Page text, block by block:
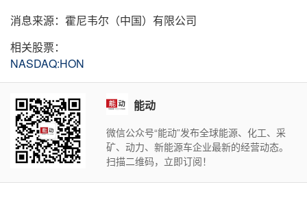
消息来源：霍尼韦尔（中国）有限公司
相关股票：
NASDAQ:HON
能动
微信公众号“能动”发布全球能源、化工、采
矿、动力、新能源车企业最新的经营动态。
扫描二维码，立即订阅！